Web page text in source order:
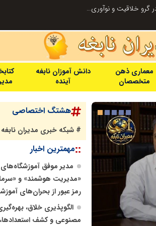
توسعه ورزش‌های رزمی و ترویج هرچه بهتر رشته‌های ورزشی، در گرو خلاقیت و نوآوری است
معماری ذهن
متخصصان
دانش آموزان نابغه
آینده
هشتگ اختصاصی
# شبکه خبری مدیران نابغه
::مهمترین اخبار
مدیر موفق
«مدیریت هوشمند» و
رمز عبور از بحران‌های
الگوپذیری خلاق،
مصنوعی و کشف